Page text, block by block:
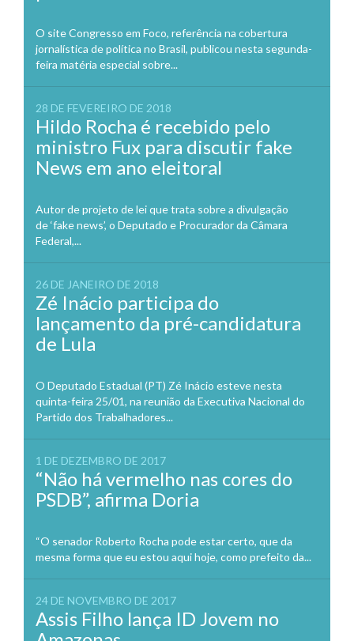
O site Congresso em Foco, referência na cobertura
jornalística de política no Brasil, publicou nesta segunda-
feira matéria especial sobre...
28 DE FEVEREIRO DE 2018
Hildo Rocha é recebido pelo
ministro Fux para discutir fake
News em ano eleitoral
Autor de projeto de lei que trata sobre a divulgação
de ‘fake news’, o Deputado e Procurador da Câmara
Federal,...
26 DE JANEIRO DE 2018
Zé Inácio participa do
lançamento da pré-candidatura
de Lula
O Deputado Estadual (PT) Zé Inácio esteve nesta
quinta-feira 25/01, na reunião da Executiva Nacional do
Partido dos Trabalhadores...
1 DE DEZEMBRO DE 2017
“Não há vermelho nas cores do
PSDB”, afirma Doria
“O senador Roberto Rocha pode estar certo, que da
mesma forma que eu estou aqui hoje, como prefeito da...
24 DE NOVEMBRO DE 2017
Assis Filho lança ID Jovem no